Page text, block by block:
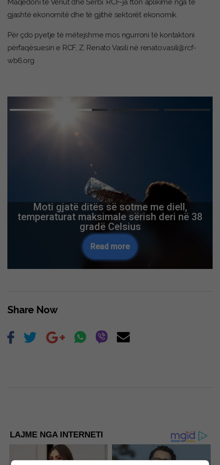
Maqedoni të Veriut dhe Serbi. RCF-ja fton aplikime nga të
gjashtë ekonomitë dhe të gjithë sektorët ekonomik.
Për çdo pyetje të mëtejshme mos ngurroni të kontaktoni
përfaqësuesin e RCF, Z. Renato Vasili në renato.vasili@rcf-
wb6.org
Moti gjatë ditës së sotme me diell,
temperaturat maksimale sërish deri në 38
gradë Celsius
Read more
Share Now
LAJME NGA INTERNETI